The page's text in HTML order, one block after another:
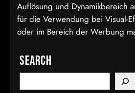
Auflösung und Dynamikbereich
für die Verwendung bei Visual-
oder im Bereich der Werbung
Search